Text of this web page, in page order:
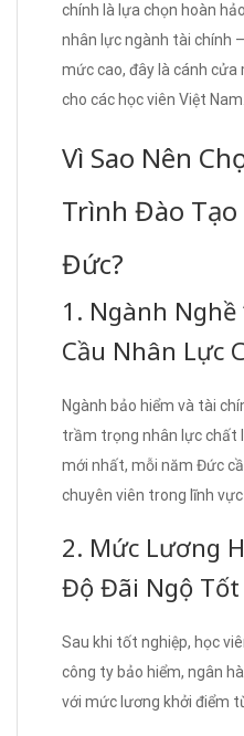
chính là lựa chọn hoàn
nhân lực ngành tài chính
mức cao, đây là cánh
cho các học viên Việt Nam.
Vì Sao Nên
Trình Đào Tạo
Đức?
1. Ngành Nghề
Cầu Nhân Lực
Ngành bảo hiểm và tài
trầm trọng nhân lực chất
mới nhất, mỗi năm Đức
chuyên viên trong lĩnh vực
2. Mức Lương
Độ Đãi Ngộ Tốt
Sau khi tốt nghiệp, học
công ty bảo hiểm, ngân
với mức lương khởi điểm